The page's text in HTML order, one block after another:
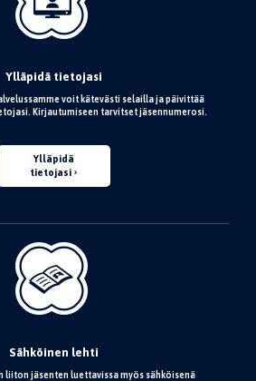
Ylläpidä tietojasi
voit kätevästi selailla ja päivittää
Kirjautumiseen tarvitset jäsennumerosi.
Ylläpidä
tietojasi
Sähköinen lehti
liiton jäsenten luettavissa myös sähköisenä